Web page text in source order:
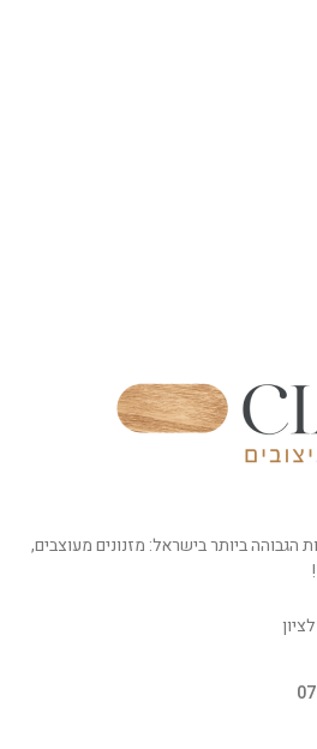
הגבוהה ביותר בישראל: מזנונים מעוצבים,